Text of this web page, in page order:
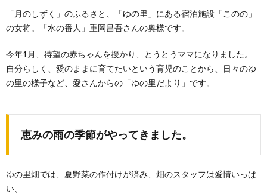
「月のしずく」のふるさと、「ゆの里」にある宿泊施設「このの」
の女将。「水の番人」重岡昌吾さんの奥様です。
今年1月、待望の赤ちゃんを授かり、とうとうママになりました。
自分らしく、愛のままに育てたいという育児のことから、日々のゆ
の里の様子など、愛さんからの「ゆの里だより」です。
恵みの雨の季節がやってきました。
ゆの里畑では、夏野菜の作付けが済み、畑のスタッフは愛情いっぱ
い、